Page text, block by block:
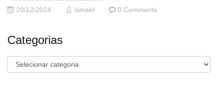
20/12/2024 ismael 0 Comments
Categorias
Categorias